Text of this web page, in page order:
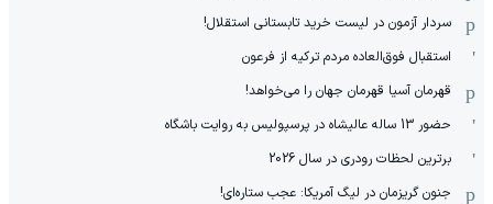
سردار آزمون در لیست خرید تابستانی استقلال!
استقبال فوق‌‌العاده مردم ترکیه از فرعون
قهرمان آسیا قهرمان جهان را می‌خواهد!
حضور 13 ساله عالیشاه در پرسپولیس به روایت باشگاه
برترین لحظات رودری در سال 2026
جنون گریزمان در لیگ آمریکا: عجب ستاره‌ای!